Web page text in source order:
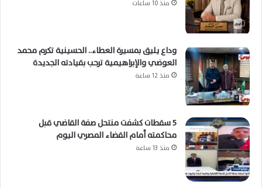
منذ 10 ساعات
وداع يليق بمسيرة العطاء.. الحسينية تكرم محمد
العوضي والإبراهيمية ترحب بقيادته الجديدة
منذ 12 ساعة
5 سقطات كشفت منتحل صفة القاضي قبل
محاكمته أمام القضاء المصري اليوم
منذ 13 ساعة